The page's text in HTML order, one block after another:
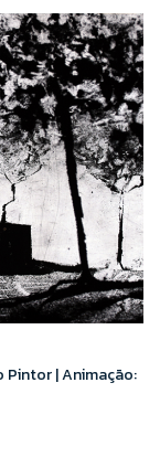
Pintor | Animação: